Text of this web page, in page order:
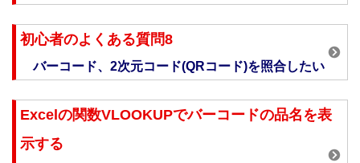
初心者のよくある質問8
バーコード、2次元コード(QRコード)を照合したい
Excelの関数VLOOKUPでバーコードの品名を表
示する